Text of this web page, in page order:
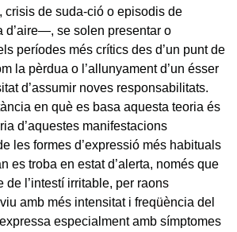
crisis de suda-ció o episodis de
d’aire—, se solen presentar o
períodes més crítics des d’un punt de
la pèrdua o l’allunyament d’un ésser
d’assumir noves responsabilitats.
en què es basa aquesta teoria és
d’aquestes manifestacions
les formes d’expressió més habituals
es troba en estat d’alerta, només que
de l’intestí irritable, per raons
amb més intensitat i freqüència del
especialment amb símptomes